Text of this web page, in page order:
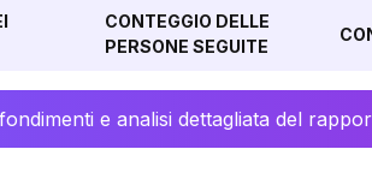
CONTEGGIO DELLE
PERSONE SEGUITE
e analisi dettagliata del